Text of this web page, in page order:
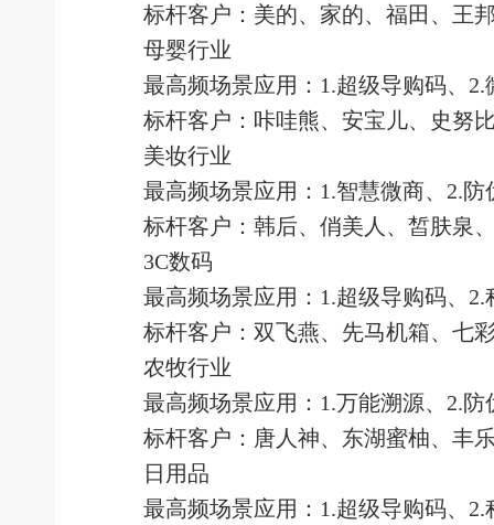
标杆客户：美的、家的、福田、王
母婴行业
最高频场景应用： 1.超级导购码、2.
标杆客户：咔哇熊、安宝儿、史努
美妆行业
最高频场景应用： 1.智慧微商、2.
标杆客户：韩后、俏美人、皙肤泉
3C数码
最高频场景应用： 1.超级导购码、2.
标杆客户：双飞燕、先马机箱、七
农牧行业
最高频场景应用： 1.万能溯源、2.防
标杆客户：唐人神、东湖蜜柚、丰乐
日用品
最高频场景应用： 1.超级导购码、